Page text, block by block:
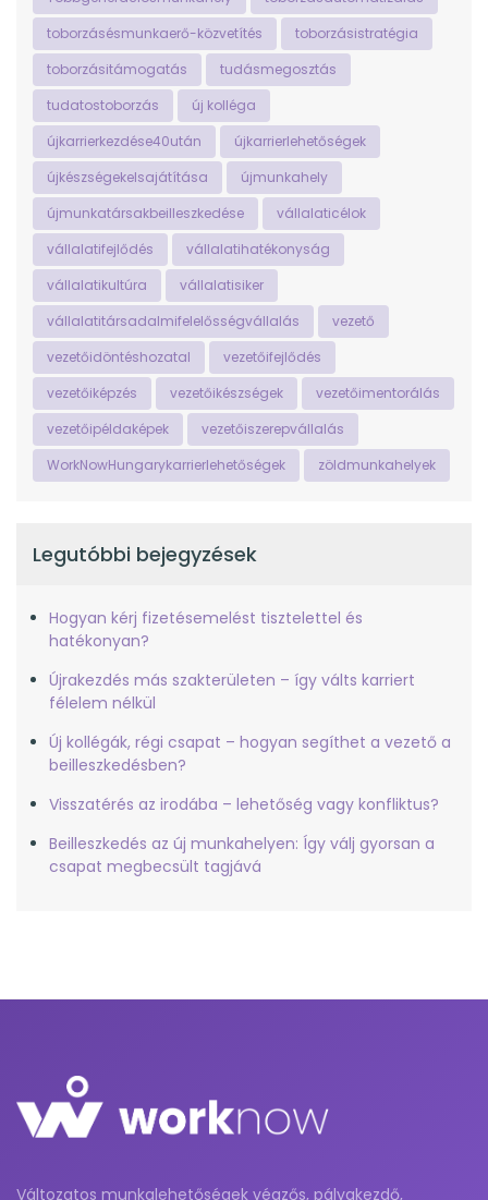
toborzásésmunkaerő-közvetítés
toborzásistratégia
toborzásitámogatás
tudásmegosztás
tudatostoborzás
új kolléga
újkarrierkezdése40után
újkarrierlehetőségek
újkészségekelsajátítása
újmunkahely
újmunkatársakbeilleszkedése
vállalaticélok
vállalatifejlődés
vállalatihatékonyság
vállalatikultúra
vállalatisiker
vállalatitársadalmifelelősségvállalás
vezető
vezetőidöntéshozatal
vezetőifejlődés
vezetőiképzés
vezetőikészségek
vezetőimentorálás
vezetőipéldaképek
vezetőiszerepvállalás
WorkNowHungarykarrierlehetőségek
zöldmunkahelyek
Legutóbbi bejegyzések
Hogyan kérj fizetésemelést tisztelettel és
hatékonyan?
Újrakezdés más szakterületen – így válts karriert
félelem nélkül
Új kollégák, régi csapat – hogyan segíthet a vezető a
beilleszkedésben?
Visszatérés az irodába – lehetőség vagy konfliktus?
Beilleszkedés az új munkahelyen: Így válj gyorsan a
csapat megbecsült tagjává
Változatos munkalehetőségek végzős, pályakezdő,